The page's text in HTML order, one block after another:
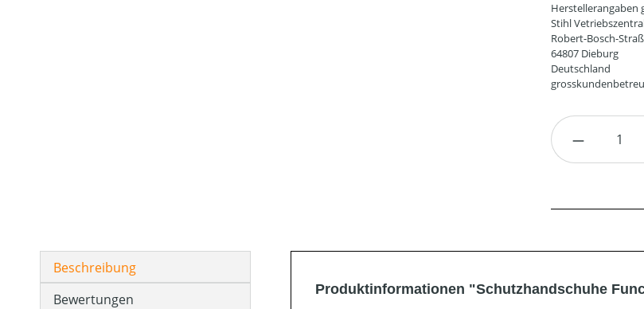
Herstellerangaben
Stihl
Robert-Bosch-
64807 Dieburg
Deutschland
Produkt
Beschreibung
Bewertungen
Produktinformationen "Schutzhandschuhe